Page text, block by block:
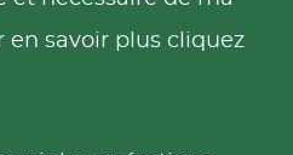
en savoir plus cliquez